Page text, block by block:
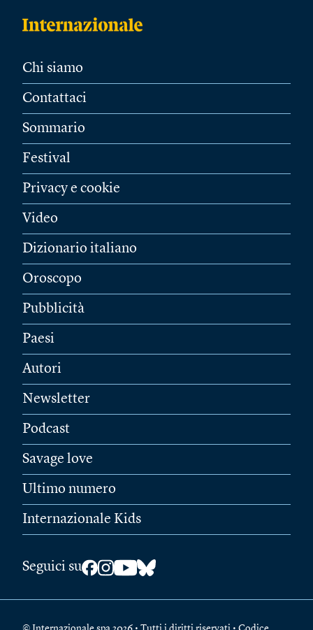
Chi siamo
Contattaci
Sommario
Festival
Privacy e cookie
Video
Dizionario italiano
Oroscopo
Pubblicità
Paesi
Autori
Newsletter
Podcast
Savage love
Ultimo numero
Internazionale Kids
Seguici su